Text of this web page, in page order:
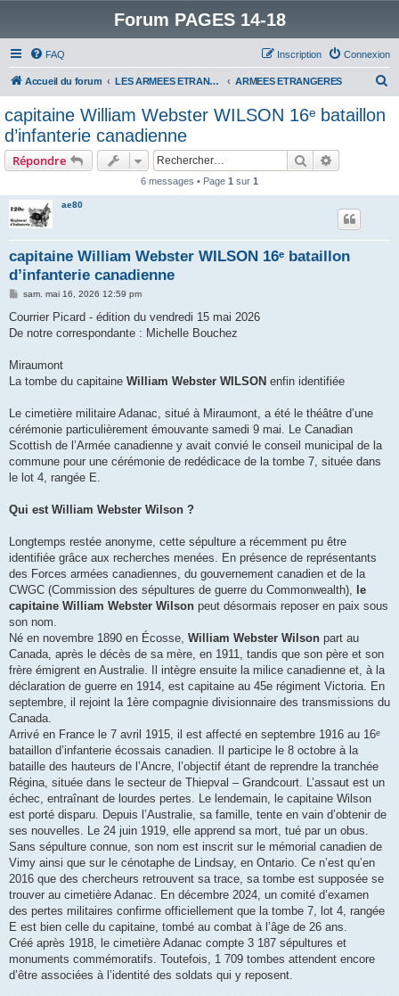
Forum PAGES 14-18
FAQ Connexion
Inscription
Accueil du forum LES ARMEES ETRANGERES DANS LA GRANDE GUERRE ARMEES ETRANGERES
capitaine William Webster WILSON 16ᵉ bataillon
d’infanterie canadienne
Répondre Rechercher
6 messages • Page 1 sur 1
ae80
capitaine William Webster WILSON 16ᵉ bataillon
d’infanterie canadienne
M
s
a
sam. mai 16, 2026 12:59 pm
Courrier Picard - édition du vendredi 15 mai 2026
De notre correspondante : Michelle Bouchez
Miraumont
La tombe du capitaine William Webster WILSON enfin identifiée
Le cimetière militaire Adanac, situé à Miraumont, a été le théâtre d’une
cérémonie particulièrement émouvante samedi 9 mai. Le Canadian
Scottish de l’Armée canadienne y avait convié le conseil municipal de la
commune pour une cérémonie de redédicace de la tombe 7, située dans
le lot 4, rangée E.
Qui est William Webster Wilson ?
Longtemps restée anonyme, cette sépulture a récemment pu être
identifiée grâce aux recherches menées. En présence de représentants
des Forces armées canadiennes, du gouvernement canadien et de la
CWGC (Commission des sépultures de guerre du Commonwealth), le
capitaine William Webster Wilson peut désormais reposer en paix sous
son nom.
Né en novembre 1890 en Écosse, William Webster Wilson part au
Canada, après le décès de sa mère, en 1911, tandis que son père et son
frère émigrent en Australie. Il intègre ensuite la milice canadienne et, à la
déclaration de guerre en 1914, est capitaine au 45e régiment Victoria. En
septembre, il rejoint la 1ère compagnie divisionnaire des transmissions du
Canada.
Arrivé en France le 7 avril 1915, il est affecté en septembre 1916 au 16ᵉ
bataillon d’infanterie écossais canadien. Il participe le 8 octobre à la
bataille des hauteurs de l’Ancre, l’objectif étant de reprendre la tranchée
Régina, située dans le secteur de Thiepval – Grandcourt. L’assaut est un
échec, entraînant de lourdes pertes. Le lendemain, le capitaine Wilson
est porté disparu. Depuis l’Australie, sa famille, tente en vain d’obtenir de
ses nouvelles. Le 24 juin 1919, elle apprend sa mort, tué par un obus.
Sans sépulture connue, son nom est inscrit sur le mémorial canadien de
Vimy ainsi que sur le cénotaphe de Lindsay, en Ontario. Ce n’est qu’en
2016 que des chercheurs retrouvent sa trace, sa tombe est supposée se
trouver au cimetière Adanac. En décembre 2024, un comité d’examen
des pertes militaires confirme officiellement que la tombe 7, lot 4, rangée
E est bien celle du capitaine, tombé au combat à l’âge de 26 ans.
Créé après 1918, le cimetière Adanac compte 3 187 sépultures et
monuments commémoratifs. Toutefois, 1 709 tombes attendent encore
d’être associées à l’identité des soldats qui y reposent.